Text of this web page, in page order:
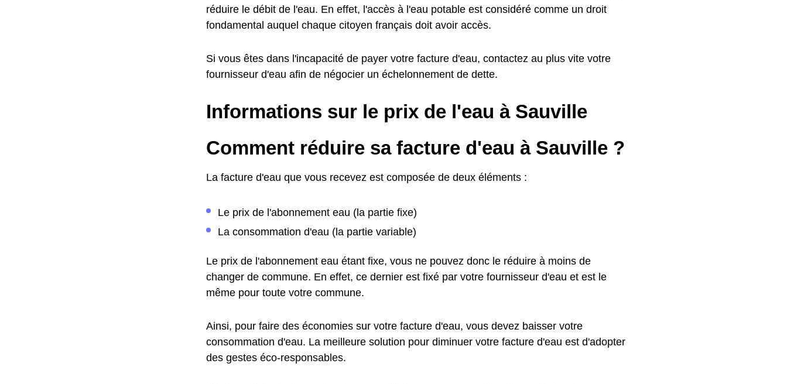
réduire le débit de l'eau. En effet, l'accès à l'eau potable est considéré comme un droit
fondamental auquel chaque citoyen français doit avoir accès.
Si vous êtes dans l'incapacité de payer votre facture d'eau, contactez au plus vite votre
fournisseur d'eau afin de négocier un échelonnement de dette.
Informations sur le prix de l'eau à Sauville
Comment réduire sa facture d'eau à Sauville ?
La facture d'eau que vous recevez est composée de deux éléments :
Le prix de l'abonnement eau (la partie fixe)
La consommation d'eau (la partie variable)
Le prix de l'abonnement eau étant fixe, vous ne pouvez donc le réduire à moins de
changer de commune. En effet, ce dernier est fixé par votre fournisseur d'eau et est le
même pour toute votre commune.
Ainsi, pour faire des économies sur votre facture d'eau, vous devez baisser votre
consommation d'eau. La meilleure solution pour diminuer votre facture d'eau est d'adopter
des gestes éco-responsables.